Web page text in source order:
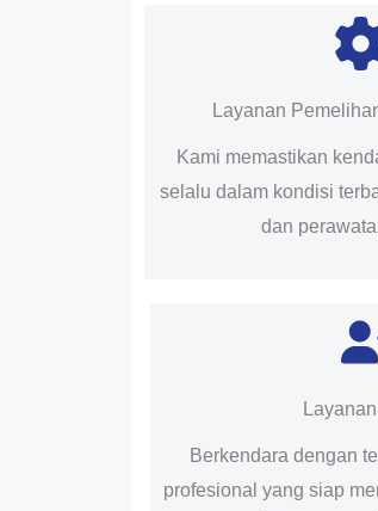
Layanan
Kami memastikan
selalu dalam kondisi
dan
Berkendara dengan
profesional yang siap